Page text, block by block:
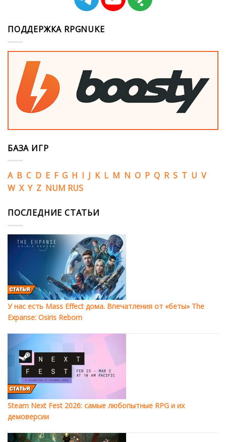
ПОДДЕРЖКА RPGNUKE
БАЗА ИГР
A B C D E F G H I J K L M N O P Q R S T U V
W X Y Z NUM RUS
ПОСЛЕДНИЕ СТАТЬИ
У нас есть Mass Effect дома. Впечатления от «беты» The
Expanse: Osiris Reborn
Steam Next Fest 2026: самые любопытные RPG и их
демоверсии